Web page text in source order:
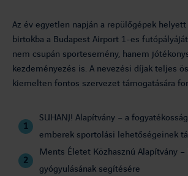
Az év egyetlen napján a repülőgépek
birtokba a Budapest Airport 1-es
nem csupán sportesemény, hanem
kezdeményezés is. A nevezési díjak teljes
kiemelten fontos szervezet támogatására
SUHANJ! Alapítvány – a
emberek sportolási lehetőségeinek
Ments Életet Közhasznú Alapítvány
gyógyulásának segítésére